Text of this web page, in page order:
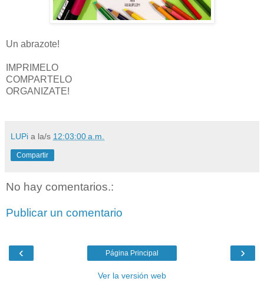
Un abrazote!
IMPRIMELO
COMPARTELO
ORGANIZATE!
LUPi a la/s 12:03:00 a.m.
Compartir
No hay comentarios.:
Publicar un comentario
‹ ›
Página Principal
Ver la versión web